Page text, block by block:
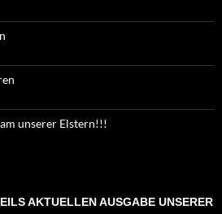
unserer Elstern!!!
AKTUELLEN AUSGABE UNSERER